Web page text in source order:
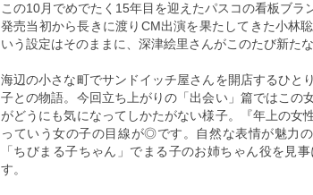
この10月でめでたく15年目を迎えたパスコの看板ブラ
発売当初から長きに渡りCM出演を果たしてきた小林
いう設定はそのままに、深津絵里さんがこのたび新た
海辺の小さな町でサンドイッチ屋さんを開店するひと
子との物語。今回立ち上がりの「出会い」篇ではこの
がどうにも気になってしかたがない様子。『年上の女
っていう女の子の目線が◎です。自然な表情が魅力
「ちびまる子ちゃん」でまる子のお姉ちゃん役を見
す。